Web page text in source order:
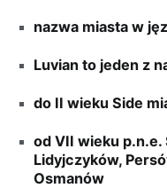
nazwa miasta w
Luvian to jeden z
do II wieku Side
od VII wieku p.n.e.
Lidyjczyków,
Osmanów